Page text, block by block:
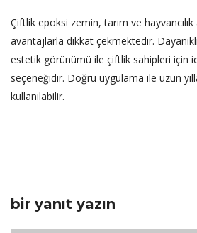
Çiftlik epoksi zemin, tarım ve
avantajlarla dikkat çekmektedir.
estetik görünümü ile çiftlik sahipleri için
seçeneğidir. Doğru uygulama ile uzun
kullanılabilir.
bir yanıt yazın